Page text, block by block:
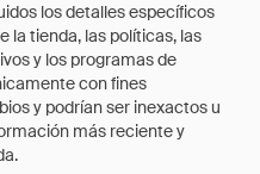
los detalles específicos
la tienda, las políticas, las
y los programas de
con fines
y podrían ser inexactos u
más reciente y